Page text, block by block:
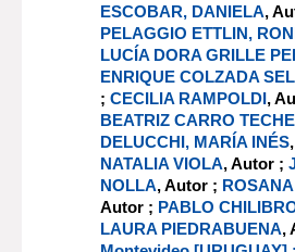
ESCOBAR, DANIELA,
PELAGGIO ETTLIN,
LUCÍA DORA GRILLE
ENRIQUE COLZADA
;CECILIA RAMPOLDI,
BEATRIZ CARRO
DELUCCHI, MARÍA INÉS
NATALIA VIOLA, Autor ;
NOLLA, Autor ;
Autor ; PABLO
LAURA PIEDRABUENA,